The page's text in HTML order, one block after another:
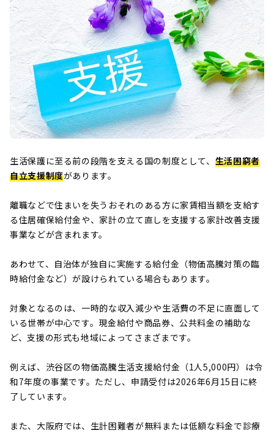
生活保護に至る前の段階を支える国の制度として、 生活困窮者
自立支援制度があります。
離職などで住まいを失うおそれのある方に家賃相当額を支給す
る住居確保給付金や、家計の立て直しを支援する家計改善支援
事業などが含まれます。
あわせて、自治体が独自に実施する給付金（物価高騰対策の臨
時給付金など）が設けられている場合もあります。
対象となるのは、一時的な収入減少や生活費の不足に直面して
いる世帯が中心です。現金給付や商品券、公共料金の補助な
ど、支援の形式も地域によってさまざまです。
例えば、渋谷区の物価高騰生活支援給付金（1人5,000円）は令
和7年度の事業です。ただし、申請受付は2026年6月15日に終
了しています。
また、大阪府では、生計困難者が無料または低額な料金で診療